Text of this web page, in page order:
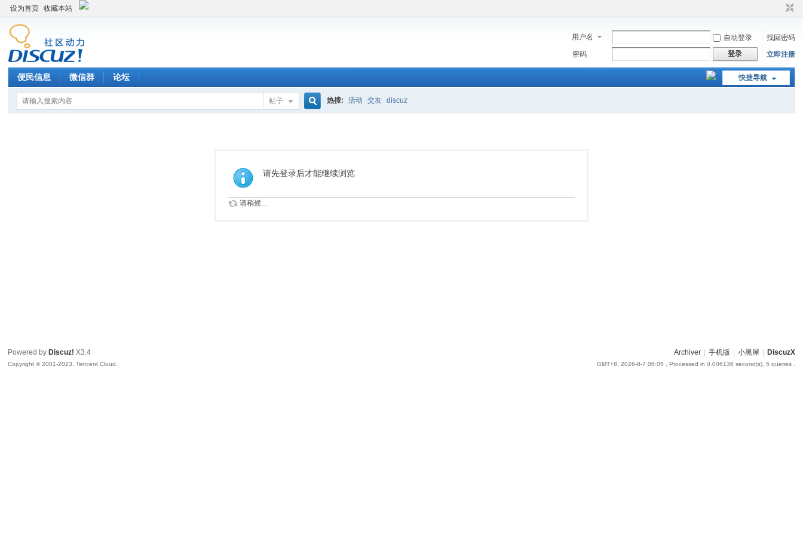
设为首页 收藏本站
用户名 自动登录
找回密码
密码
登录 立即注册
快捷导航
便民信息 微信群 论坛
帖子
索
热搜: 活动 交友 discuz
请先登录后才能继续浏览
请稍候...
Archiver 手机版 小黑屋 DiscuzX
GMT+8, 2026-8-7 06:05 , Processed in 0.006136 second(s), 5 queries .
Powered by Discuz! X3.4
Copyright © 2001-2023, Tencent Cloud.